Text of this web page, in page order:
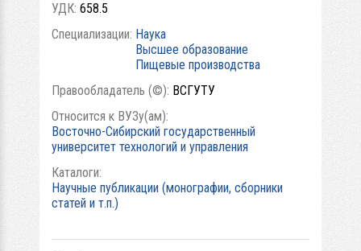
УДК: 658.5
Специализации: Наука
Высшее образование
Пищевые производства
Правообладатель (©): ВСГУТУ
Относится к ВУЗу(ам):
Восточно-Сибирский государственный
университет технологий и управления
Каталоги:
Научные публикации (монографии, сборники
статей и т.п.)